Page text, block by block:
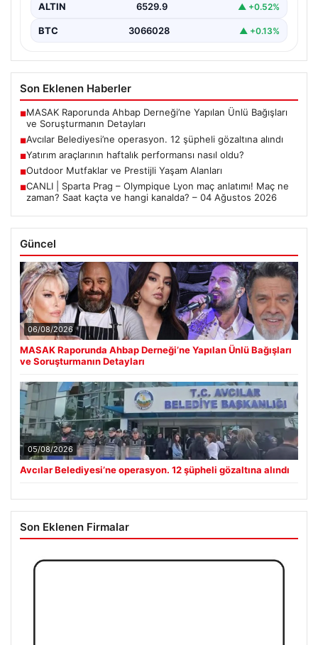
ALTIN 6529.9 ▲ +0.52%
BTC 3066028 ▲ +0.13%
Son Eklenen Haberler
■MASAK Raporunda Ahbap Derneği’ne Yapılan Ünlü Bağışları
ve Soruşturmanın Detayları
■Avcılar Belediyesi’ne operasyon. 12 şüpheli gözaltına alındı
■Yatırım araçlarının haftalık performansı nasıl oldu?
■Outdoor Mutfaklar ve Prestijli Yaşam Alanları
■CANLI | Sparta Prag – Olympique Lyon maç anlatımı! Maç ne
zaman? Saat kaçta ve hangi kanalda? – 04 Ağustos 2026
Güncel
06/08/2026
MASAK Raporunda Ahbap Derneği’ne Yapılan Ünlü Bağışları
ve Soruşturmanın Detayları
05/08/2026
Avcılar Belediyesi’ne operasyon. 12 şüpheli gözaltına alındı
Son Eklenen Firmalar